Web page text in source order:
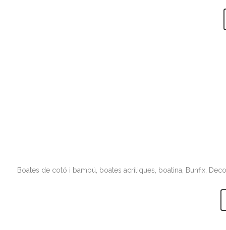
Boates de cotó i bambú, boates acríliques, boatina, Bunfix,